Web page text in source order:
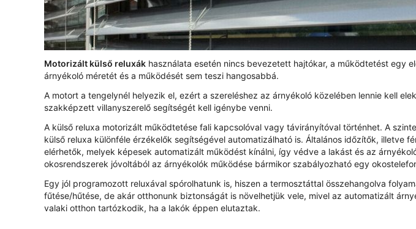
Motorizált külső reluxák használata esetén nincs bevezetett hajtókar, a működtetést egy
árnyékoló méretét és a működését sem teszi hangosabbá.
A motort a tengelynél helyezik el, ezért a szereléshez az árnyékoló közelében lennie kell
szakképzett villanyszerelő segítségét kell igénybe venni.
A külső reluxa motorizált működtetése fali kapcsolóval vagy távirányítóval történhet. A
külső reluxa különféle érzékelők segítségével automatizálható is. Általános időzítők, illetve
elérhetők, melyek képesek automatizált működést kínálni, így védve a lakást és az
okosrendszerek jóvoltából az árnyékolók működése bármikor szabályozható egy
Egy jól programozott reluxával spórolhatunk is, hiszen a termosztáttal összehangolva
fűtése/hűtése, de akár otthonunk biztonságát is növelhetjük vele, mivel az automatizált
valaki otthon tartózkodik, ha a lakók éppen elutaztak.